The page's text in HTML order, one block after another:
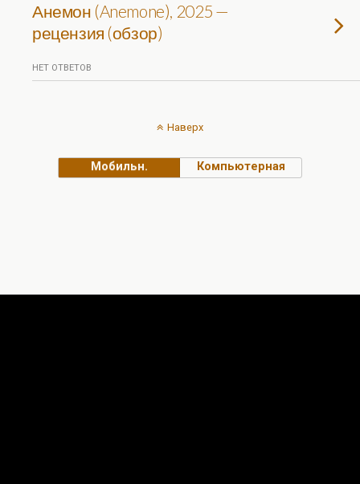
Анемон (Anemone), 2025 —
рецензия (обзор)
НЕТ ОТВЕТОВ
Наверх
Мобильн. Компьютерная